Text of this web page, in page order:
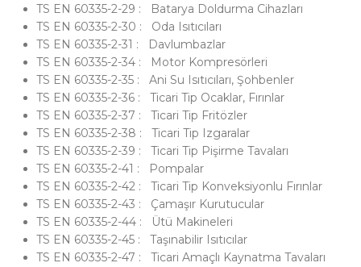
TS EN 60335-2-29 : Batarya Doldurma Cihazları
TS EN 60335-2-30 : Oda Isıtıcıları
TS EN 60335-2-31 : Davlumbazlar
TS EN 60335-2-34 : Motor Kompresörleri
TS EN 60335-2-35 : Ani Su Isıtıcıları, Şohbenler
TS EN 60335-2-36 : Ticari Tip Ocaklar, Fırınlar
TS EN 60335-2-37 : Ticari Tip Fritözler
TS EN 60335-2-38 : Ticari Tip Izgaralar
TS EN 60335-2-39 : Ticari Tip Pişirme Tavaları
TS EN 60335-2-41 : Pompalar
TS EN 60335-2-42 : Ticari Tip Konveksiyonlu Fırınlar
TS EN 60335-2-43 : Çamaşır Kurutucular
TS EN 60335-2-44 : Ütü Makineleri
TS EN 60335-2-45 : Taşınabilir Isıtıcılar
TS EN 60335-2-47 : Ticari Amaçlı Kaynatma Tavaları